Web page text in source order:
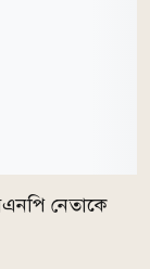
নেতাকে